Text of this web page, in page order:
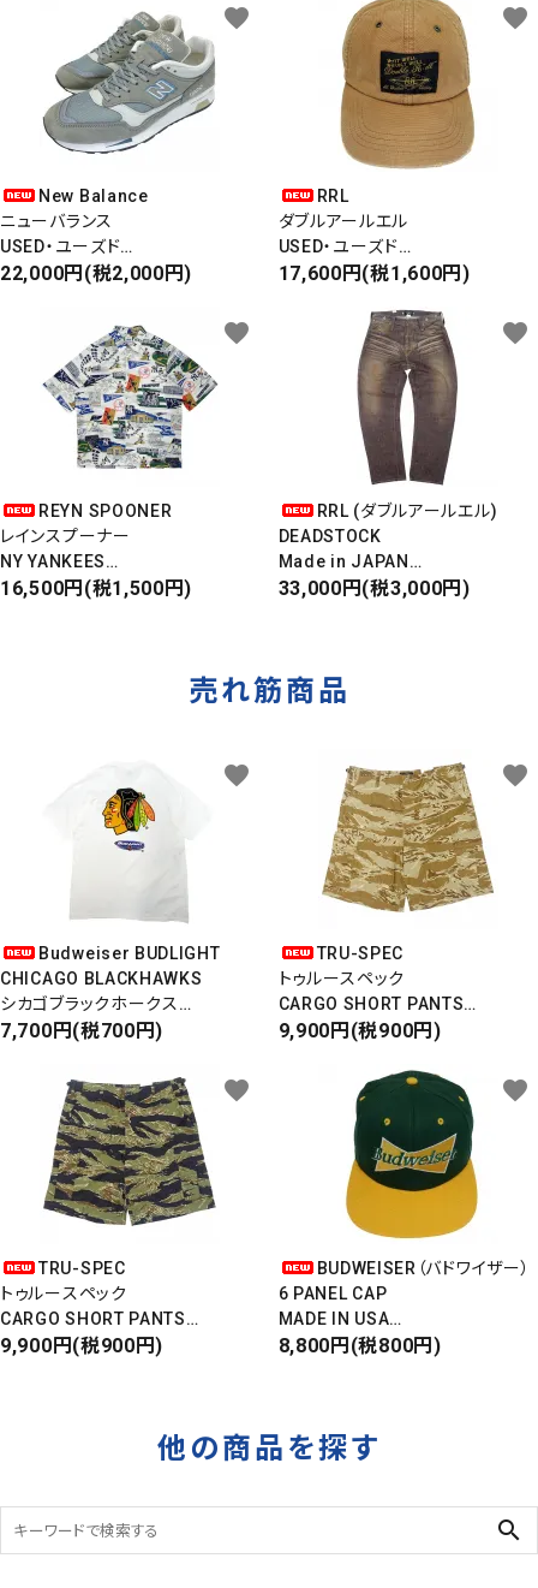
New Balance
ニューバランス
USED・ユーズド
Made In England
22,000円(税2,000円)
favorite
RRL
ダブルアールエル
USED・ユーズド
6PANEL CAP
17,600円(税1,600円)
favorite
REYN SPOONER
レインスプーナー
NY YANKEES
ニューヨークヤンキース
16,500円(税1,500円)
favorite
RRL (ダブルアールエル)
DEADSTOCK
Made in JAPAN
DAMAGE DENIM PANTS
33,000円(税3,000円)
favorite
売れ筋商品
Budweiser BUDLIGHT
CHICAGO BLACKHAWKS
シカゴブラックホークス
半袖Tシャツ
7,700円(税700円)
favorite
TRU-SPEC
トゥルースペック
CARGO SHORT PANTS
カーゴショートパンツ
タイガーカモ
9,900円(税900円)
favorite
TRU-SPEC
トゥルースペック
CARGO SHORT PANTS
カーゴショートパンツ
9,900円(税900円)
favorite
BUDWEISER（バドワイザー）
6 PANEL CAP
MADE IN USA
Front Design
8,800円(税800円)
favorite
他の商品を探す
search